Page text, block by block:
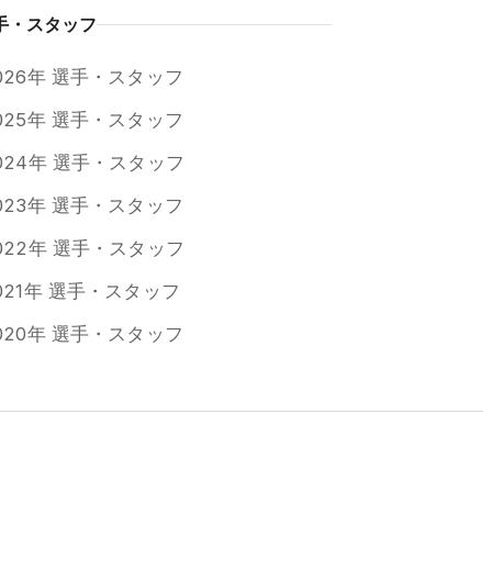
・スタッフ
年 選手・スタッフ
年 選手・スタッフ
年 選手・スタッフ
年 選手・スタッフ
年 選手・スタッフ
年 選手・スタッフ
年 選手・スタッフ